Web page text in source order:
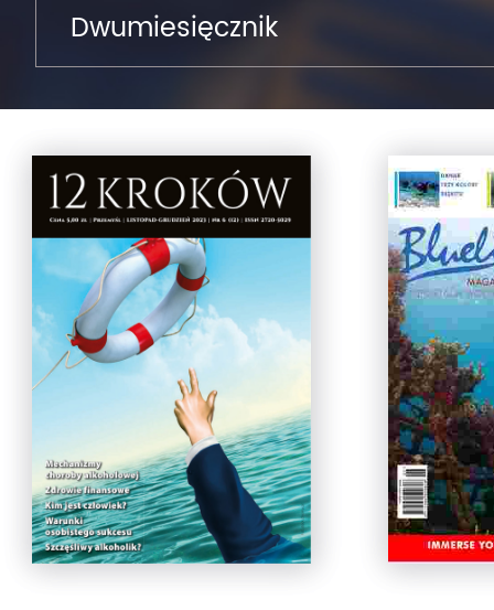
Dwumiesięcznik